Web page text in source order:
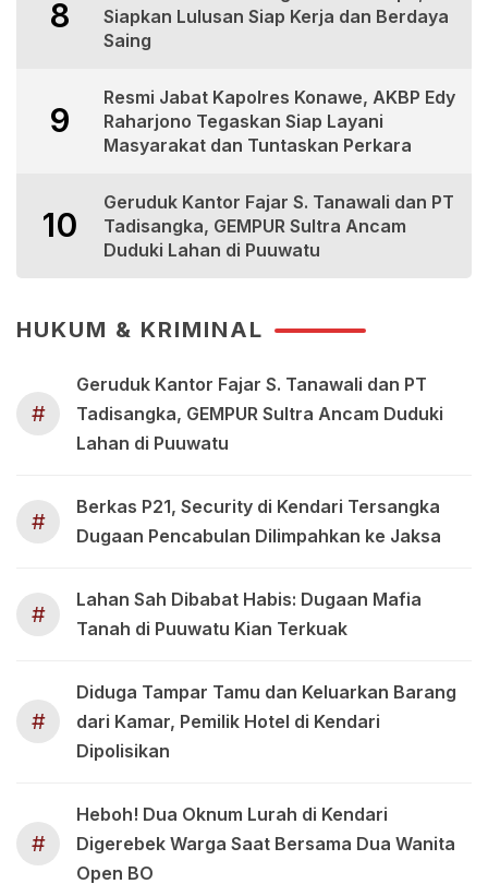
8
Siapkan Lulusan Siap Kerja dan Berdaya
Saing
9
Resmi Jabat Kapolres Konawe, AKBP Edy
Raharjono Tegaskan Siap Layani
Masyarakat dan Tuntaskan Perkara
10
Geruduk Kantor Fajar S. Tanawali dan PT
Tadisangka, GEMPUR Sultra Ancam
Duduki Lahan di Puuwatu
HUKUM & KRIMINAL
#
Geruduk Kantor Fajar S. Tanawali dan PT
Tadisangka, GEMPUR Sultra Ancam Duduki
Lahan di Puuwatu
#
Berkas P21, Security di Kendari Tersangka
Dugaan Pencabulan Dilimpahkan ke Jaksa
#
Lahan Sah Dibabat Habis: Dugaan Mafia
Tanah di Puuwatu Kian Terkuak
#
Diduga Tampar Tamu dan Keluarkan Barang
dari Kamar, Pemilik Hotel di Kendari
Dipolisikan
#
Heboh! Dua Oknum Lurah di Kendari
Digerebek Warga Saat Bersama Dua Wanita
Open BO